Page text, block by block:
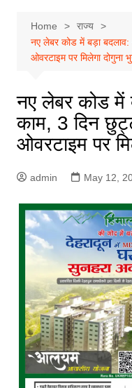
Home
राज्य
नए लेबर कोड में बड़ा बदलाव:
ओवरटाइम पर मिलेगा दोगुना
नए लेबर कोड में
काम, 3 दिन
ओवरटाइम पर
admin May 12,